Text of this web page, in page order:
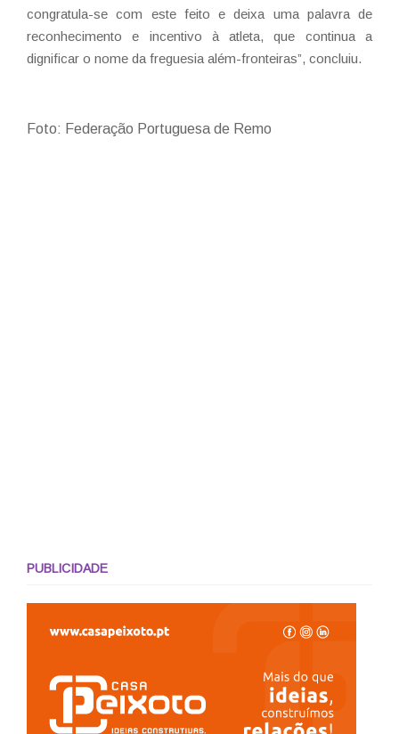
congratula-se com este feito e deixa uma palavra de
reconhecimento e incentivo à atleta, que continua a
dignificar o nome da freguesia além-fronteiras”, concluiu.
Foto: Federação Portuguesa de Remo
PUBLICIDADE